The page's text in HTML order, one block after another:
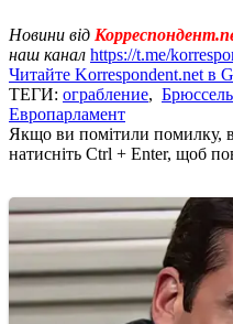
Новини від
наш канал https://t.me/
Читайте Korrespondent.net в
ТЕГИ: ограбление, Брюссель
Европарламент
Якщо ви помітили помилку,
натисніть Ctrl + Enter, щоб